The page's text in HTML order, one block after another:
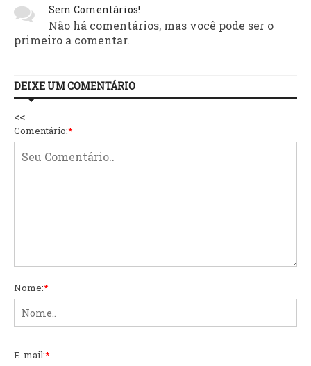
Sem Comentários!
Não há comentários, mas você pode ser o
primeiro a comentar.
DEIXE UM COMENTÁRIO
<<
Comentário:*
Nome:*
E-mail:*